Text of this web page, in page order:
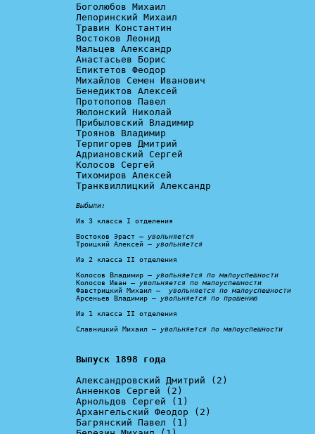
Боголюбов Михаил
Лепоринский Михаил
Травин Константин
Востоков Леонид
Мальцев Александр
Анастасьев Борис
Епиктетов Феодор
Михайлов Семен Иванович
Бенедиктов Алексей
Протопопов Павел
Яюлонский Николай
Прибыловский Владимир
Троянов Владимир
Терпигорев Дмитрий
Адриановский Сергей
Колосов Сергей
Тихомиров Алексей
Транквиллицкий Александр
Выбыли:
Из 3 класса I отделения
Востоков Эраст – увольняется
Троицкий Алексей – увольняется
Из 2 класса II отделения
Колосов Владимир – увольняется по малоуспешности
Колосов Иван – увольняется по малоуспешности
Фавстрицкий Михаил – увольняется по малоуспешности
Арсеньев Владимир – увольняется по прошению
Из 1 класса II отделения
Славницкий Михаил – увольняется по малоуспешности
Выпуск 1898 года
Александровский Дмитрий (2)
Анненков Сергей (2)
Арнольдов Сергей (1)
Архангельский Феодор (2)
Багрянский Павел (1)